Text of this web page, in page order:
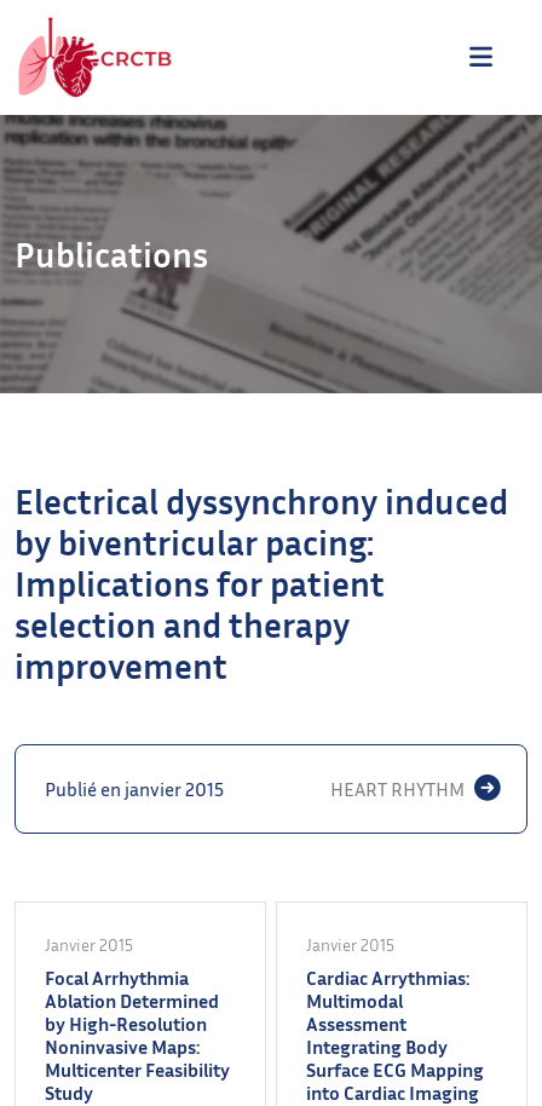
Aller au contenu
Publications
Electrical dyssynchrony induced
by biventricular pacing:
Implications for patient
selection and therapy
improvement
Publié en janvier 2015 HEART RHYTHM
Janvier 2015
Focal Arrhythmia
Ablation Determined
by High-Resolution
Noninvasive Maps:
Multicenter Feasibility
Study
Janvier 2015
Cardiac Arrythmias:
Multimodal
Assessment
Integrating Body
Surface ECG Mapping
into Cardiac Imaging